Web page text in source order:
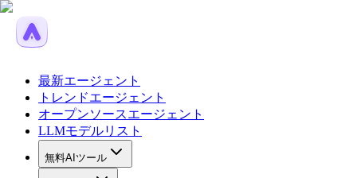
最新エージェント
トレンドエージェント
オープンソースエージェント
LLMモデルリスト
無料AIツール